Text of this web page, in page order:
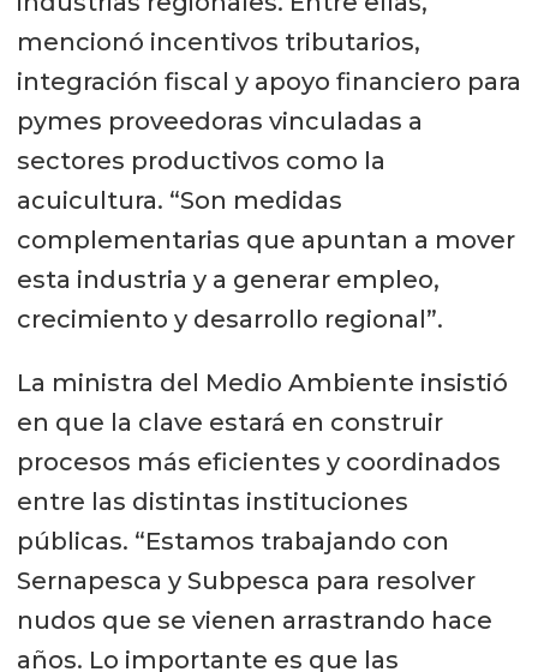
mencionó incentivos tributarios,
integración fiscal y apoyo financiero para
pymes proveedoras vinculadas a
sectores productivos como la
acuicultura. “Son medidas
complementarias que apuntan a mover
esta industria y a generar empleo,
crecimiento y desarrollo regional”.
La ministra del Medio Ambiente insistió
en que la clave estará en construir
procesos más eficientes y coordinados
entre las distintas instituciones
públicas. “Estamos trabajando con
Sernapesca y Subpesca para resolver
nudos que se vienen arrastrando hace
años. Lo importante es que las